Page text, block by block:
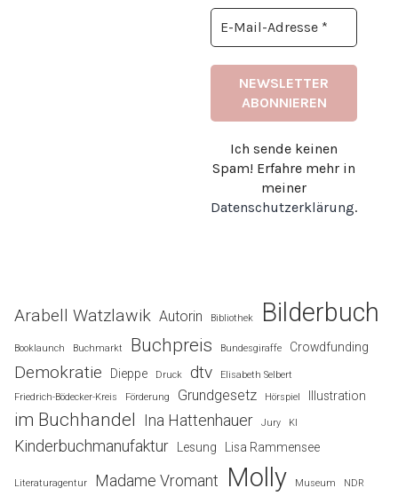
Ich sende keinen
Spam! Erfahre mehr in
meiner
Datenschutzerklärung.
Arabell Watzlawik Autorin Bibliothek Bilderbuch
Booklaunch Buchmarkt Buchpreis Bundesgiraffe Crowdfunding
Demokratie Dieppe Druck dtv
Elisabeth Selbert
Friedrich-Bödecker-Kreis
Förderung Grundgesetz Hörspiel Illustration
im Buchhandel Ina Hattenhauer Jury KI
Kinderbuchmanufaktur Lesung Lisa Rammensee
Literaturagentur Madame Vromant Molly Museum NDR